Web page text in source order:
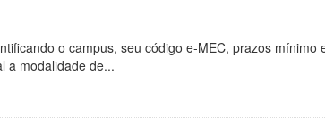
o campus, seu código e-MEC, prazos mínimo
a modalidade de...